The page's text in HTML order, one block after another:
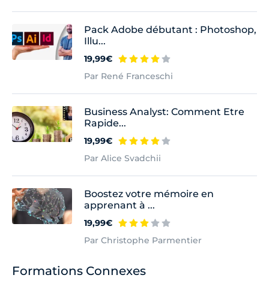
Formations Connexes
Pack Adobe débutant : Photoshop,
Illu...
19,99€
Par René Franceschi
Business Analyst: Comment Etre
Rapide...
19,99€
Par Alice Svadchii
Boostez votre mémoire en
apprenant à ...
19,99€
Par Christophe Parmentier